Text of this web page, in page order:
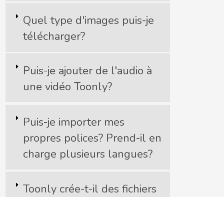
Quel type d'images puis-je
télécharger?
Puis-je ajouter de l'audio à
une vidéo Toonly?
Puis-je importer mes
propres polices? Prend-il en
charge plusieurs langues?
Toonly crée-t-il des fichiers